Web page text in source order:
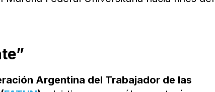
Argentina del Trabajador de las